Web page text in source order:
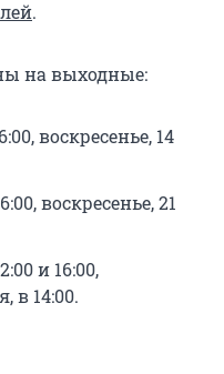
.
на выходные:
воскресенье, 14
воскресенье, 21
и 16:00,
в 14:00.